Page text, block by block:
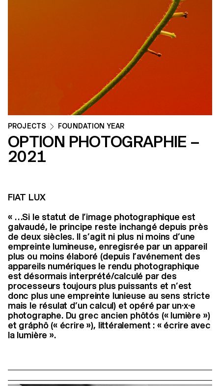
PROJECTS FOUNDATION YEAR
OPTION PHOTOGRAPHIE –
2021
FIAT LUX
« …Si le statut de l’image photographique est
galvaudé, le principe reste inchangé depuis près
de deux siècles. Il s’agit ni plus ni moins d’une
empreinte lumineuse, enregisrée par un appareil
plus ou moins élaboré (depuis l’avénement des
appareils numériques le rendu photographique
est désormais interprété/calculé par des
processeurs toujours plus puissants et n’est
donc plus une empreinte lunieuse au sens stricte
mais le résulat d’un calcul) et opéré par un·x·e
photographe. Du grec ancien phôtós (« lumière »)
et gráphô (« écrire »), littéralement : « écrire avec
la lumière ».